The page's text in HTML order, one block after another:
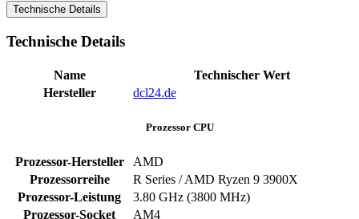
Technische Details
Technische Details
Name
Technischer Wert
Hersteller
dcl24.de
Prozessor CPU
Prozessor-Hersteller
AMD
Prozessorreihe
R Series / AMD Ryzen 9 3900X
Prozessor-Leistung
3.80 GHz (3800 MHz)
Prozessor-Socket
AM4